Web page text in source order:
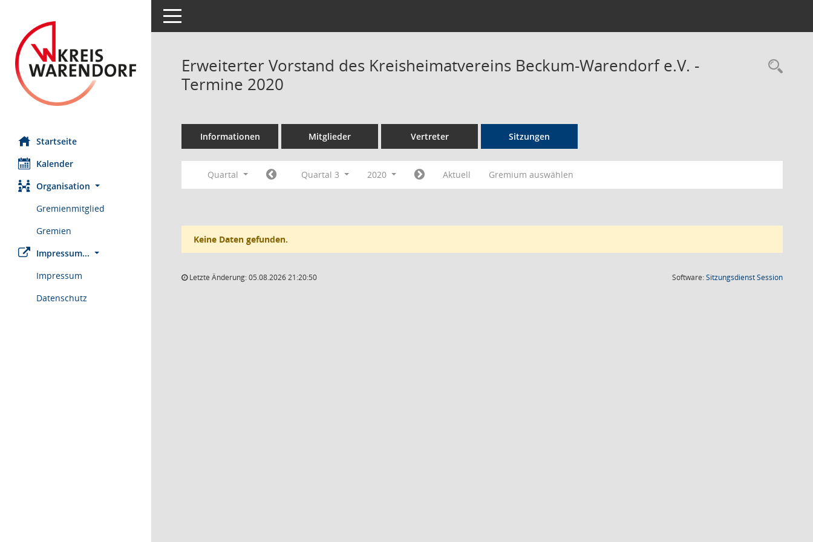
Startseite
Kalender
Organisation
Gremienmitglied
Gremien
Impressum...
Impressum
Datenschutz
Toggle navigation
Erweiterter Vorstand des Kreisheimatvereins Beckum-Warendorf e.V. -
Termine 2020
Informationen Mitglieder Vertreter Sitzungen
Quartal Quartal 3 2020 Aktuell Gremium auswählen
Keine Daten gefunden.
Letzte Änderung: 05.08.2026 21:20:50 Software:SitzungsdienstSession(Wird in